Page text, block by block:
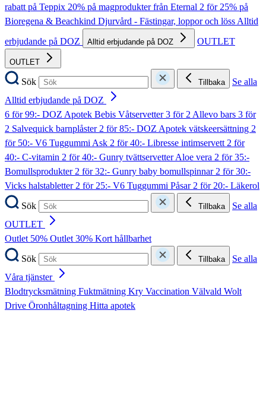
rabatt på Teppix 20% på magprodukter från Eternal 2 för 25% på
Bioregena & Beachkind Djurvård - Fästingar, loppor och lössAlltid
erbjudande på DOZ
Alltid erbjudande på DOZ OUTLET
OUTLET
Sök Tillbaka
Se alla
Alltid erbjudande på DOZ
6 för 99:- DOZ Apotek Bebis Våtservetter3 för 2 Allevo bars 3 för
2 Salvequick barnplåster2 för 85:- DOZ Apotek vätskeersättning 2
för 50:- V6 Tuggummi Ask 2 för 40:- Libresse intimservett2 för
40:- C-vitamin 2 för 40:- Gunry tvättservetter Aloe vera 2 för 35:-
Bomullsprodukter2 för 32:- Gunry baby bomullspinnar2 för 30:-
Vicks halstabletter2 för 25:- V6 Tuggummi Påsar2 för 20:- Läkerol
Sök
Tillbaka
Se alla
OUTLET
Outlet 50% Outlet 30% Kort hållbarhet
Sök
Tillbaka
Se alla
Våra tjänster
Blodtrycksmätning Fuktmätning Kry Vaccination Välvald Wolt
Drive Öronhåltagning Hitta apotek